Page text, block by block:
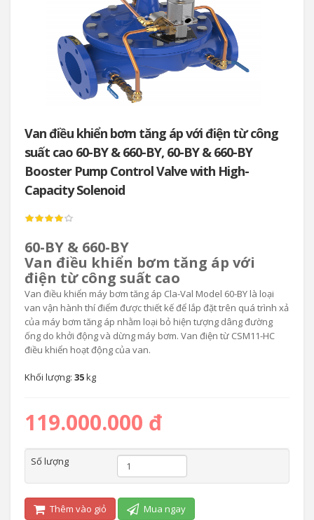
Van điều khiển bơm tăng áp với điện từ công
suất cao 60-BY & 660-BY, 60-BY & 660-BY
Booster Pump Control Valve with High-
Capacity Solenoid
60-BY & 660-BY
Van điều khiển bơm tăng áp với
điện từ công suất cao
Van điều khiển máy bơm tăng áp Cla-Val Model 60-BY là loại
van vận hành thí điểm được thiết kế để lắp đặt trên quá trình xả
của máy bơm tăng áp nhằm loại bỏ hiện tượng dâng đường
ống do khởi động và dừng máy bơm. Van điện từ CSM11-HC
điều khiển hoạt động của van.
Khối lượng: 35kg
119.000.000 đ
Số lượng
Thêm vào giỏ Mua ngay